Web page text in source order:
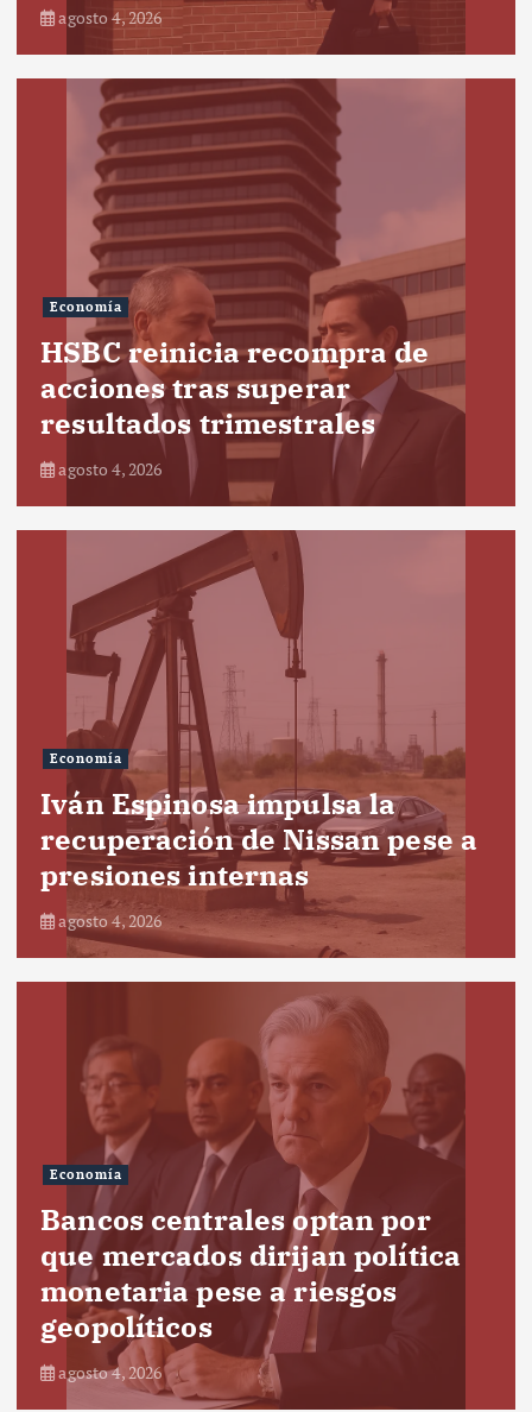
agosto 4, 2026
Economía
HSBC reinicia recompra de
acciones tras superar
resultados trimestrales
agosto 4, 2026
Economía
Iván Espinosa impulsa la
recuperación de Nissan pese a
presiones internas
agosto 4, 2026
Economía
Bancos centrales optan por
que mercados dirijan política
monetaria pese a riesgos
geopolíticos
agosto 4, 2026